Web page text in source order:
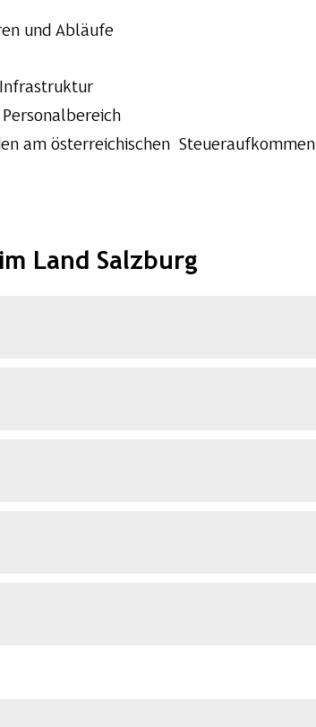
und Abläufe
am österreichischen Steueraufkommen
Land Salzburg